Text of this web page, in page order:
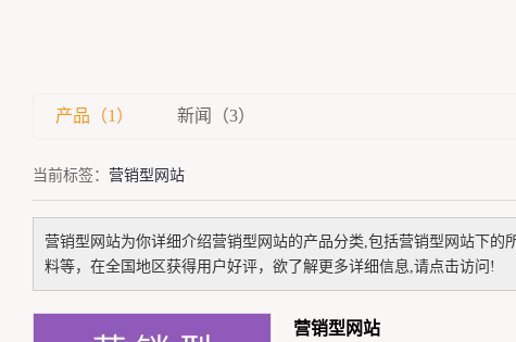
产品（1） 新闻（3）
当前标签： 营销型网站
营销型网站为你详细介绍营销型网站的产品分类,包括营销型网站 下的
料等，在全国地区获得用户好评，欲了解更多详细信息,请点击访问!
营销型网站